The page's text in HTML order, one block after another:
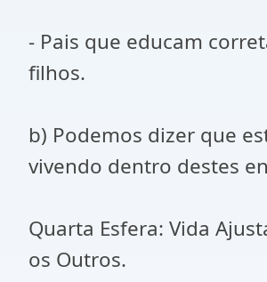
- Pais que educam
filhos.
b) Podemos dizer que
vivendo dentro destes
Quarta Esfera: Vida
os Outros.